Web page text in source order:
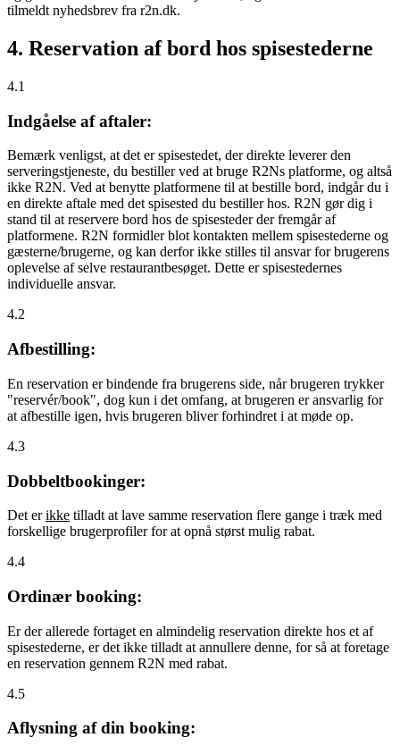
tilmeldt nyhedsbrev fra r2n.dk.
4. Reservation af bord hos spisestederne
4.1
Indgåelse af aftaler:
Bemærk venligst, at det er spisestedet, der direkte leverer den
serveringstjeneste, du bestiller ved at bruge R2Ns platforme, og altså
ikke R2N. Ved at benytte platformene til at bestille bord, indgår du i
en direkte aftale med det spisested du bestiller hos. R2N gør dig i
stand til at reservere bord hos de spisesteder der fremgår af
platformene. R2N formidler blot kontakten mellem spisestederne og
gæsterne/brugerne, og kan derfor ikke stilles til ansvar for brugerens
oplevelse af selve restaurantbesøget. Dette er spisestedernes
individuelle ansvar.
4.2
Afbestilling:
En reservation er bindende fra brugerens side, når brugeren trykker
"reservér/book", dog kun i det omfang, at brugeren er ansvarlig for
at afbestille igen, hvis brugeren bliver forhindret i at møde op.
4.3
Dobbeltbookinger:
Det erikke tilladt at lave samme reservation flere gange i træk med
forskellige brugerprofiler for at opnå størst mulig rabat.
4.4
Ordinær booking:
Er der allerede fortaget en almindelig reservation direkte hos et af
spisestederne, er det ikke tilladt at annullere denne, for så at foretage
en reservation gennem R2N med rabat.
4.5
Aflysning af din booking: